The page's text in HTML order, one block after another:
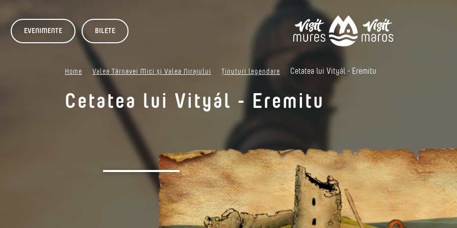
EVENIMENTE BILETE
Home Valea Târnavei Mici și Valea Nirajului Ținuturi legendare Cetatea lui Vityál - Eremitu
Cetatea lui Vityál - Eremitu